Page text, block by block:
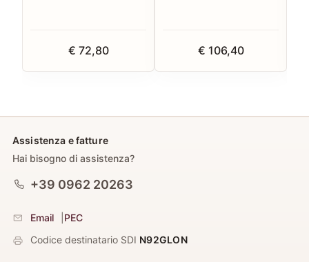
€ 72,80 € 106,40
Assistenza e fatture
Hai bisogno di assistenza?
+39 0962 20263
Email
PEC
Codice destinatario SDI N92GLON